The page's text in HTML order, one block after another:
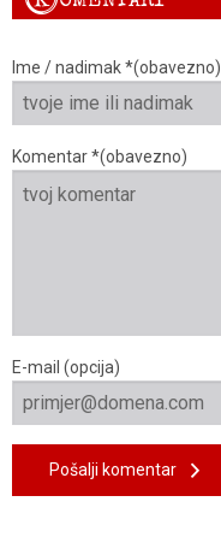
Ime / nadimak *(obavezno)
Komentar *(obavezno)
E-mail (opcija)
Pošalji komentar